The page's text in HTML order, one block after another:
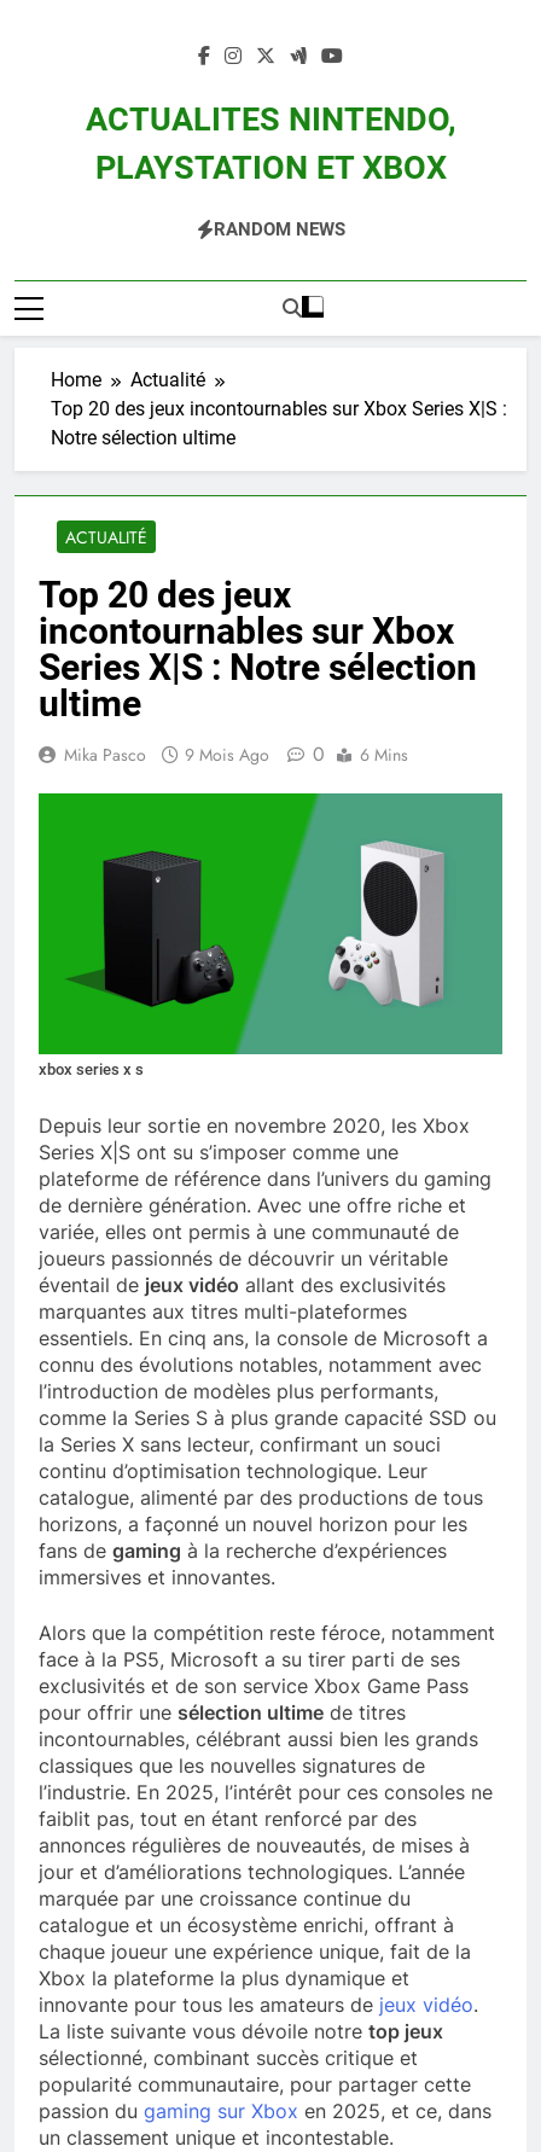
ACTUALITES NINTENDO,
PLAYSTATION ET XBOX
Zelda, Splatoon, Pokemon Entre Autres
RANDOM NEWS
Home
Actualité
Top 20 des jeux incontournables sur Xbox Series X|S :
Notre sélection ultime
ACTUALITÉ
Top 20 des jeux
incontournables sur Xbox
Series X|S : Notre sélection
ultime
Mika Pasco 9 Mois Ago 0 6 Mins
xbox series x s
Depuis leur sortie en novembre 2020, les Xbox
Series X|S ont su s’imposer comme une
plateforme de référence dans l’univers du gaming
de dernière génération. Avec une offre riche et
variée, elles ont permis à une communauté de
joueurs passionnés de découvrir un véritable
éventail de jeux vidéo allant des exclusivités
marquantes aux titres multi-plateformes
essentiels. En cinq ans, la console de Microsoft a
connu des évolutions notables, notamment avec
l’introduction de modèles plus performants,
comme la Series S à plus grande capacité SSD ou
la Series X sans lecteur, confirmant un souci
continu d’optimisation technologique. Leur
catalogue, alimenté par des productions de tous
horizons, a façonné un nouvel horizon pour les
fans de gaming à la recherche d’expériences
immersives et innovantes.
Alors que la compétition reste féroce, notamment
face à la PS5, Microsoft a su tirer parti de ses
exclusivités et de son service Xbox Game Pass
pour offrir une sélection ultime de titres
incontournables, célébrant aussi bien les grands
classiques que les nouvelles signatures de
l’industrie. En 2025, l’intérêt pour ces consoles ne
faiblit pas, tout en étant renforcé par des
annonces régulières de nouveautés, de mises à
jour et d’améliorations technologiques. L’année
marquée par une croissance continue du
catalogue et un écosystème enrichi, offrant à
chaque joueur une expérience unique, fait de la
Xbox la plateforme la plus dynamique et
innovante pour tous les amateurs de jeux vidéo.
La liste suivante vous dévoile notre top jeux
sélectionné, combinant succès critique et
popularité communautaire, pour partager cette
passion du gaming sur Xbox en 2025, et ce, dans
un classement unique et incontestable.